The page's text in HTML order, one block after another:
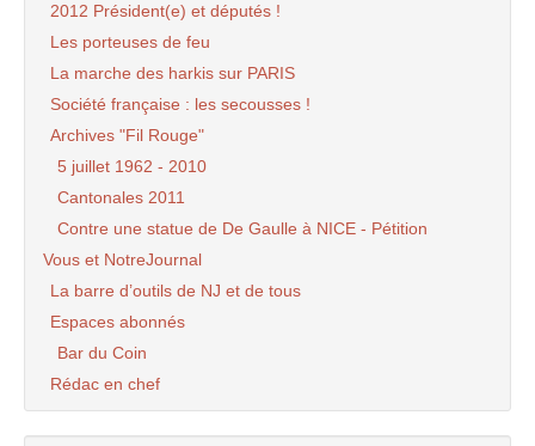
2012 Président(e) et députés !
Les porteuses de feu
La marche des harkis sur PARIS
Société française : les secousses !
Archives "Fil Rouge"
5 juillet 1962 - 2010
Cantonales 2011
Contre une statue de De Gaulle à NICE - Pétition
Vous et NotreJournal
La barre d’outils de NJ et de tous
Espaces abonnés
Bar du Coin
Rédac en chef